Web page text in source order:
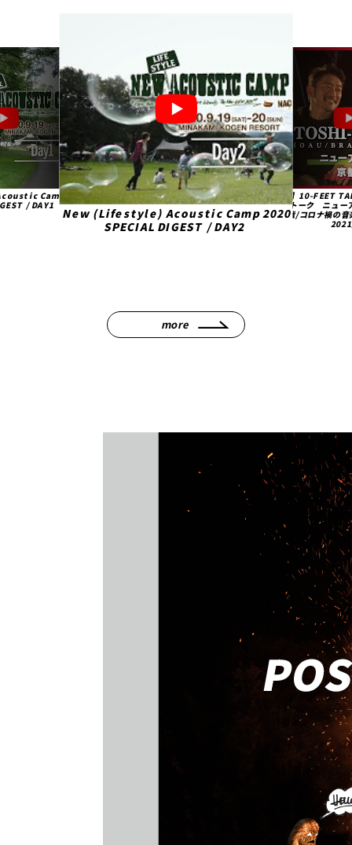
Camp 2020
/ DAY1
New (Lifestyle) Acoustic Camp 2020
SPECIAL DIGEST / DAY2
【必見】10-FEET
の本音トーク ニュー
大作戦/コロナ禍の
more